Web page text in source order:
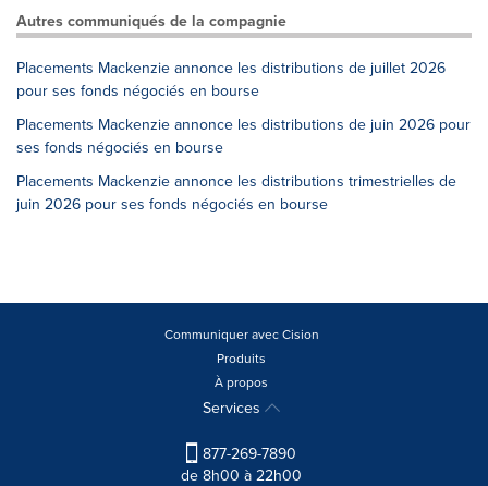
Autres communiqués de la compagnie
Placements Mackenzie annonce les distributions de juillet 2026
pour ses fonds négociés en bourse
Placements Mackenzie annonce les distributions de juin 2026 pour
ses fonds négociés en bourse
Placements Mackenzie annonce les distributions trimestrielles de
juin 2026 pour ses fonds négociés en bourse
Communiquer avec Cision
Produits
À propos
Services
877-269-7890
de 8h00 à 22h00